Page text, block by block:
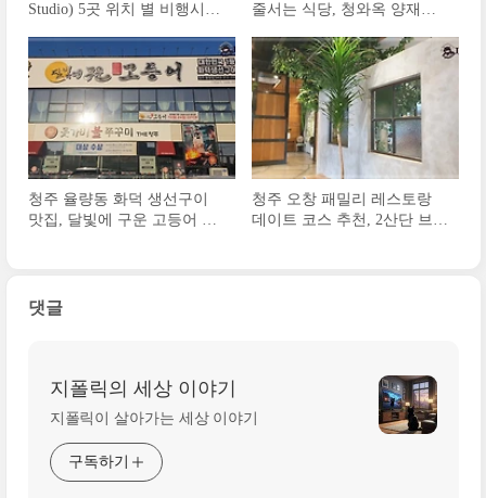
Studio) 5곳 위치 별 비행시간
줄서는 식당, 청와옥 양재직
청주 율량동 화덕 생선구이
맛집, 달빛에 구운 고등어 후
청주 오창 패밀리 레스토랑
데이트 코스 추천, 2산단 브리
댓글
지폴릭의 세상 이야기
지폴릭이 살아가는 세상 이야기
구독하기